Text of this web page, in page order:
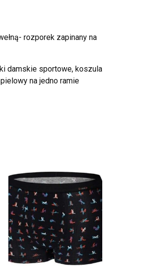
rozporek zapinany na
damskie sportowe, koszula
na jedno ramie